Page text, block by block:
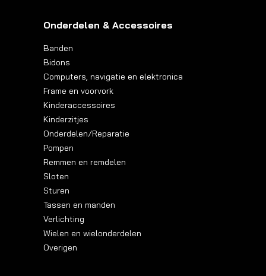
Onderdelen & Accessoires
Banden
Bidons
Computers, navigatie en elektronica
Frame en voorvork
Kinderaccessoires
Kinderzitjes
Onderdelen/Reparatie
Pompen
Remmen en remdelen
Sloten
Sturen
Tassen en manden
Verlichting
Wielen en wielonderdelen
Overigen